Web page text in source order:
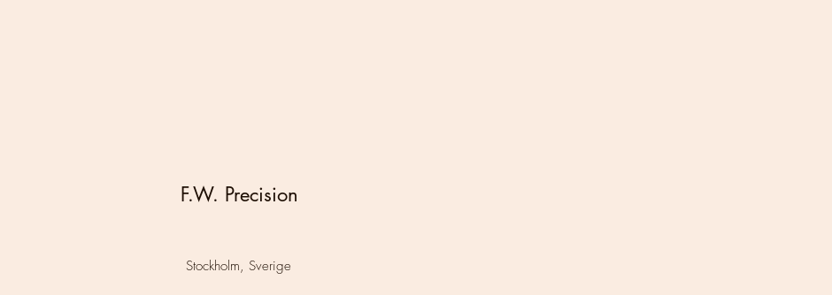
F.W. Precision
Stockholm, Sverige